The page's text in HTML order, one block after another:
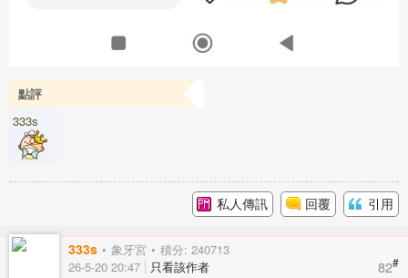
點評
333s
私人傳訊 回覆 引用
333s 象牙宮 積分: 240713
82#
26-5-20 20:47 只看該作者